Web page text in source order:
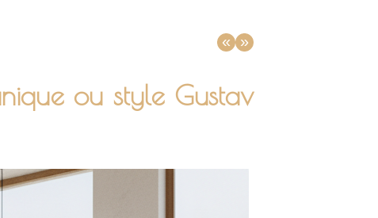
« »
ou style Gustav